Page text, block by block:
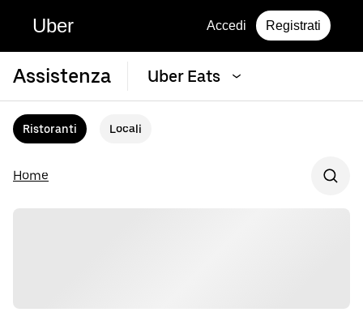
Uber Accedi Registrati
Assistenza Uber Eats
Ristoranti Locali
Home